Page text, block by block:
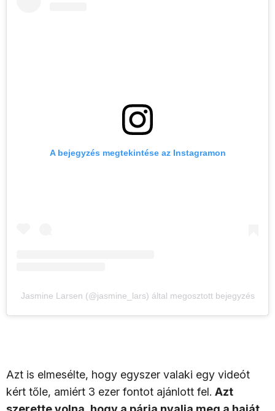
A bejegyzés megtekintése az Instagramon
Jasmine Larsen (@jasmine_lars) által megosztott bejegyzés
Azt is elmesélte, hogy egyszer valaki egy videót
kért tőle, amiért 3 ezer fontot ajánlott fel. Azt